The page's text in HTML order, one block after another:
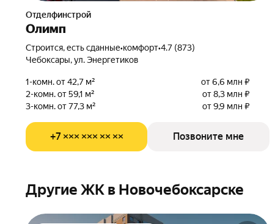
Отделфинстрой
Олимп
Строится, есть сданные•комфорт•4.7 (873)
Чебоксары, ул. Энергетиков
1-комн. от 42,7 м²
от 6,6 млн ₽
2-комн. от 59,1 м²
от 8,3 млн ₽
3-комн. от 77,3 м²
от 9,9 млн ₽
+7 ××× ××× ×× ×× Позвоните мне
Другие ЖК в Новочебоксарске